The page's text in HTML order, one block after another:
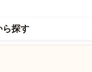
ら探す